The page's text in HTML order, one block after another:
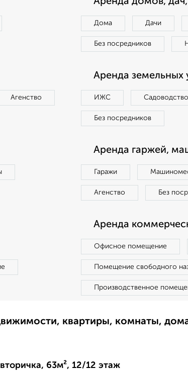
Дома Дачи
Без посредников
Агенство
Аренда земельных
ИЖС Садоводство
Без посредников
Аренда гаржей,
Гаражи
Агенство Без
Аренда
Офисное помещение
Помещение свободного
Производственное
квартиры, комнаты,
63м², 12/12 этаж